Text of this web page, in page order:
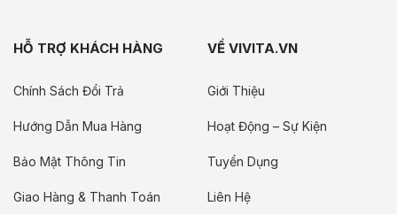
HỖ TRỢ KHÁCH HÀNG
Chính Sách Đổi Trả
Hướng Dẫn Mua Hàng
Bảo Mật Thông Tin
Giao Hàng & Thanh Toán
VỀ VIVITA.VN
Giới Thiệu
Hoạt Động – Sự Kiện
Tuyển Dụng
Liên Hệ